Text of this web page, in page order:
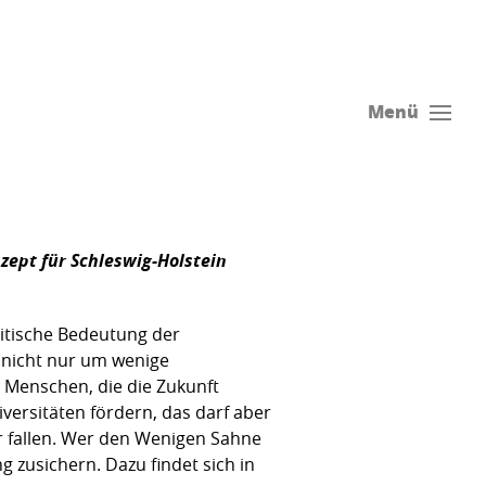
Menü
für Schleswig-Holstein
Bedeutung der
nur um wenige
die die Zukunft
fördern, das darf aber
Wer den Wenigen Sahne
zusichern. Dazu findet sich in